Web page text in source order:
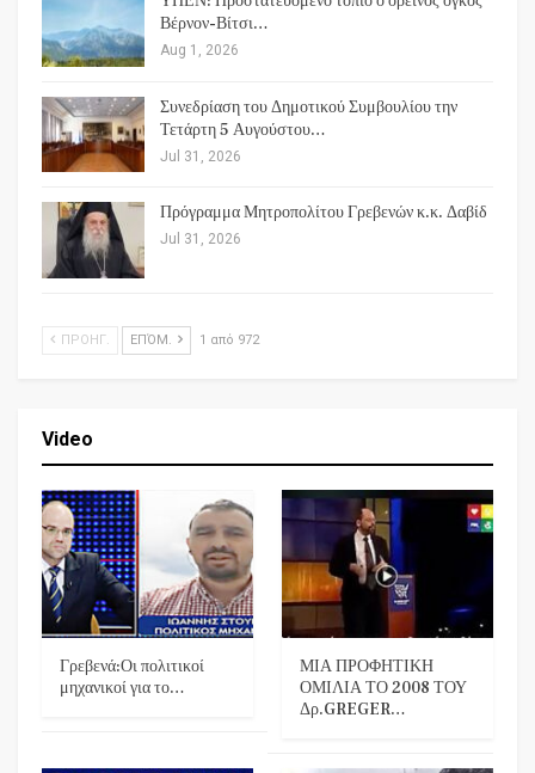
Βέρνον-Βίτσι…
Aug 1, 2026
Συνεδρίαση του Δημοτικού Συμβουλίου την
Τετάρτη 5 Αυγούστου…
Jul 31, 2026
Πρόγραμμα Μητροπολίτου Γρεβενών κ.κ. Δαβίδ
Jul 31, 2026
ΠΡΟΗΓ. ΕΠΌΜ. 1 από 972
Video
Γρεβενά:Οι πολιτικοί
μηχανικοί για το…
ΜΙΑ ΠΡΟΦΗΤΙΚΗ
ΟΜΙΛΙΑ ΤΟ 2008 ΤΟΥ
Δρ.GREGER…